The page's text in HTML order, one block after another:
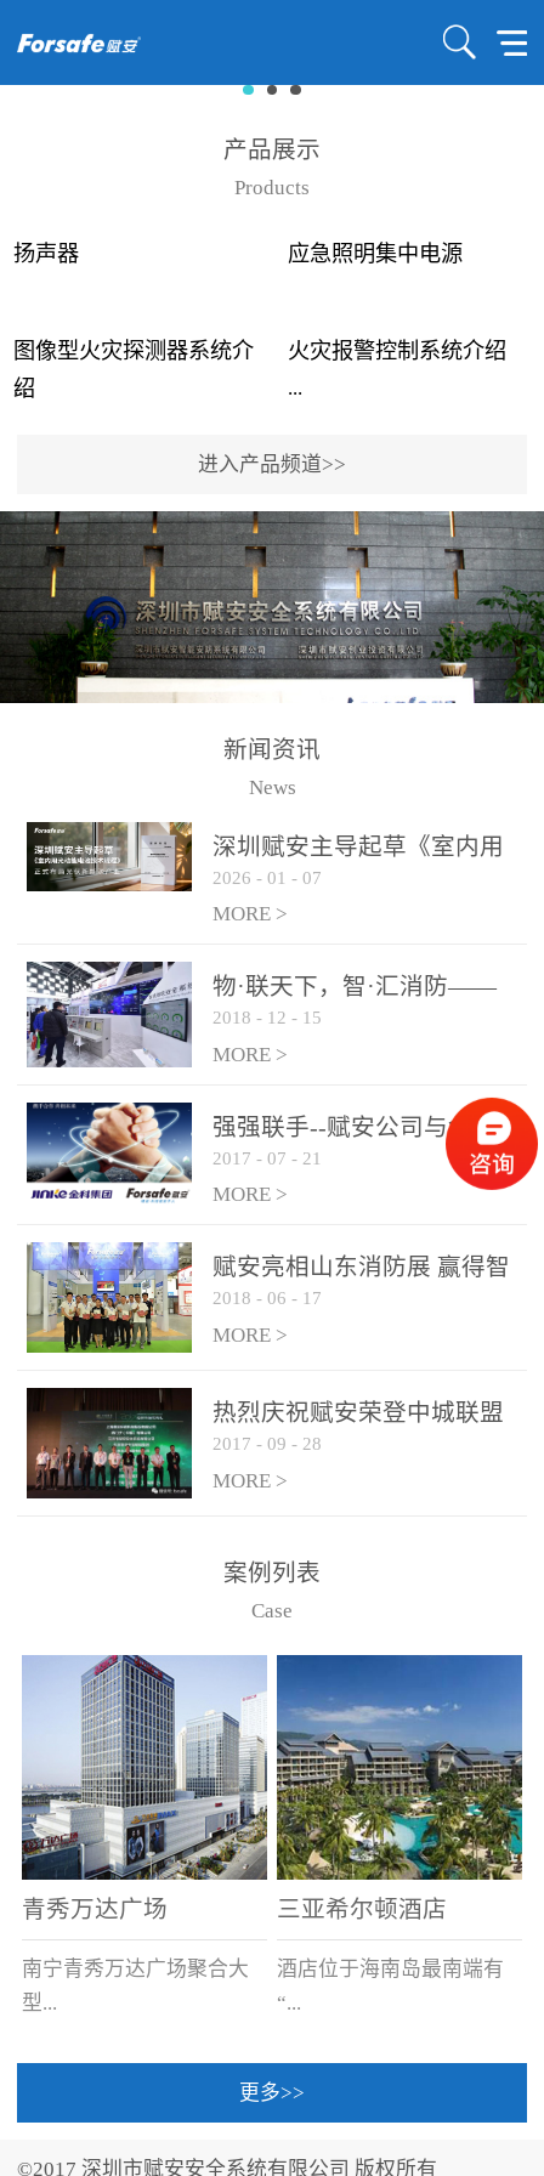
产品展示
Products
扬声器 应急照明集中电源
图像型火灾探测器系统介
绍
...
事故频发，传统的火灾探
测方法已无法满足要求。
尤其是目前众多的大型影
剧院、会议展览中心、体
育馆、大型仓库和隧道空
间等，其建筑结构特殊、
火灾隐患多。一旦发生火
传统的火灾关测器无法被
及时缺发，不能及早发现
和有效扑救火火，这不仅
力和闲难，同时也将造成
巨大的经济损失和社会影
响，基至还会造成人员伤
亡。图像型火灾探测器正
是针对这种高大空间建筑
物的消防设施、设备通过
现场图像的实时获取、预
处理和特征提取分析，实
现火焰的跟踪和识别。能
更早的进行预警，达到早
报早防的效果。 系统构
成示意图： 图像型火灾
和监控端两大部分组成。
两者之间通过以太网相
联，一台监控主机最多可
从监控主机上获取，最多
只能接6台，超过的需从现
火灾报警控制系统介绍
...
用了具有仲裁机制和冗余
校验的总线传输技术、线
路状态检测与保护技术、
后向光电感烟探测技术、
高可靠的系统抗干扰技术
等多项专利技术和专有技
警领域三十多年技术积累
和工程实践的结晶。
进入产品频道>>
新闻资讯
News
深圳赋安主导起草《室内用
光动能电池技术规程》 正式
布局光伏新能源产业
2026 - 01 - 07
MORE >
物·联天下，智·汇消防——
赋安F&S 2018上海消防展圆
满落幕
2018 - 12 - 15
MORE >
强强联手--赋安公司与金科
集团达成战略合作协议
2017 - 07 - 21
MORE >
赋安亮相山东消防展 赢得智
慧消防新荣耀
2018 - 06 - 17
MORE >
热烈庆祝赋安荣登中城联盟
联合采购战略合作平台
2017 - 09 - 28
MORE >
案例列表
Case
青秀万达广场
南宁青秀万达广场聚合大
型...
三亚希尔顿酒店
酒店位于海南岛最南端有
“...
中国的海岛天堂”之美称的
更多>>
©2017 深圳市赋安安全系统有限公司 版权所有